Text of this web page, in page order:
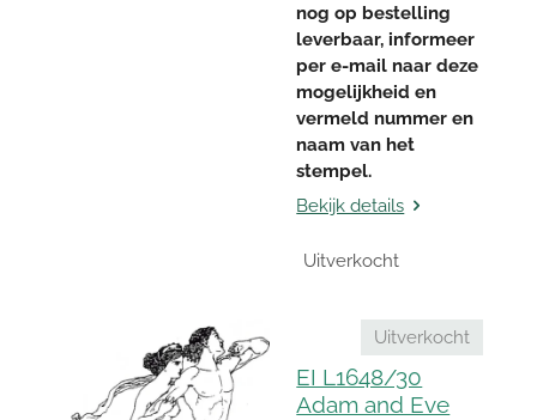
nog op bestelling
leverbaar, informeer
per e-mail naar deze
mogelijkheid en
vermeld nummer en
naam van het
stempel.
Bekijk details
Uitverkocht
Uitverkocht
EI L1648/30
Adam and Eve